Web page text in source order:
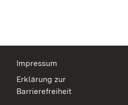
Impressum
Erklärung zur
Barrierefreiheit